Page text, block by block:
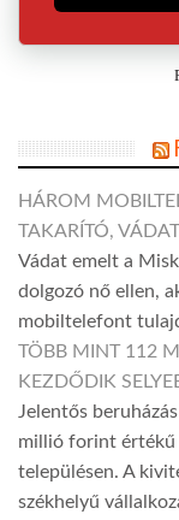
HÁROM
TAKARÍTÓ,
Vádat emelt a
dolgozó nő ellen,
mobiltelefont
TÖBB MINT 112
KEZDŐDIK
Jelentős
millió forint értékű
településen. A
székhelyű